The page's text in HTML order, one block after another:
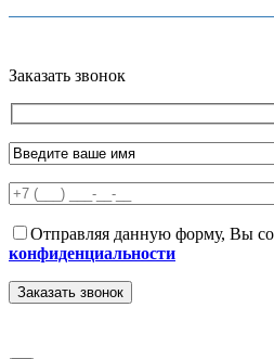
Заказать звонок
Отправляя данную форму, Вы
конфиденциальности